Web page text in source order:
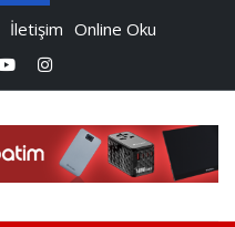
İletişim Online Oku